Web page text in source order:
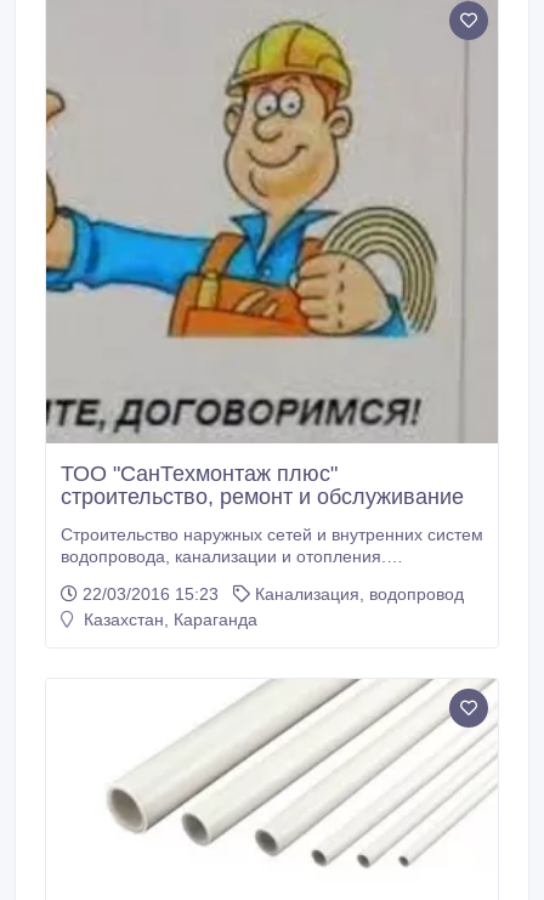
ТОО "СанТехмонтаж плюс"
строительство, ремонт и обслуживание
Строительство наружных сетей и внутренних систем
водопровода, канализации и отопления.
разводки и стояков. Прочистка канализации.
Разморозка труб. Создание эл. утепления сетей
(горизонтальное направленное бурение - ГНБ).
22/03/2016 15:23
Канализация, водопровод
Казахстан, Караганда